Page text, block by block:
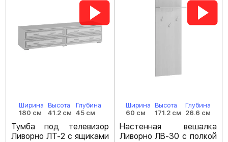
Ширина
180 см
Высота
41.2 см
Глубина
45 см
Тумба под телевизор
Ливорно ЛТ-2 с ящиками
Ширина
60 см
Высота
171.2 см
Глубина
26.6 см
Настенная вешалка
Ливорно ЛВ-30 с полкой